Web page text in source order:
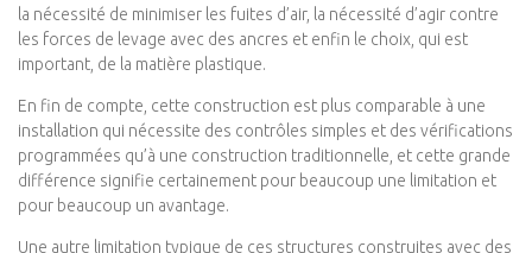
la nécessité de minimiser les fuites d’air, la nécessité d’agir contre
les forces de levage avec des ancres et enfin le choix, qui est
important, de la matière plastique.
En fin de compte, cette construction est plus comparable à une
installation qui nécessite des contrôles simples et des vérifications
programmées qu’à une construction traditionnelle, et cette grande
différence signifie certainement pour beaucoup une limitation et
pour beaucoup un avantage.
Une autre limitation typique de ces structures construites avec des